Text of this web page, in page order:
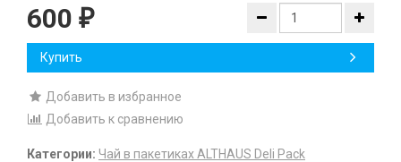
600 ₽
Купить
Добавить в избранное
Добавить к сравнению
Категории: Чай в пакетиках ALTHAUS Deli Pack